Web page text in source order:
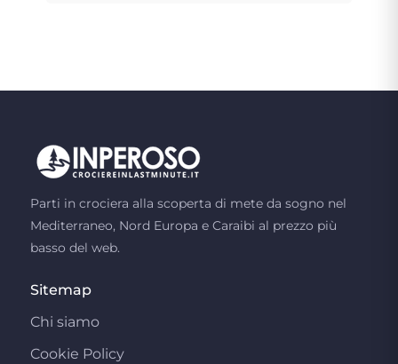
Parti in crociera alla scoperta di mete da sogno nel
Mediterraneo, Nord Europa e Caraibi al prezzo più
basso del web.
Sitemap
Chi siamo
Cookie Policy